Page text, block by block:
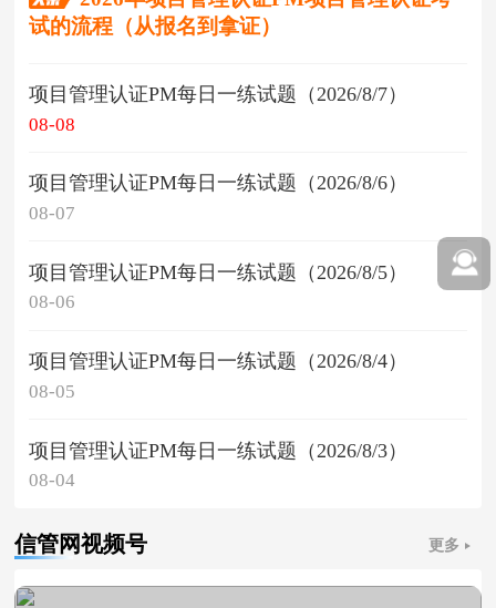
试的流程（从报名到拿证）
项目管理认证PM每日一练试题（2026/8/7）
08-08
项目管理认证PM每日一练试题（2026/8/6）
08-07
项目管理认证PM每日一练试题（2026/8/5）
08-06
项目管理认证PM每日一练试题（2026/8/4）
08-05
项目管理认证PM每日一练试题（2026/8/3）
08-04
信管网视频号 更多